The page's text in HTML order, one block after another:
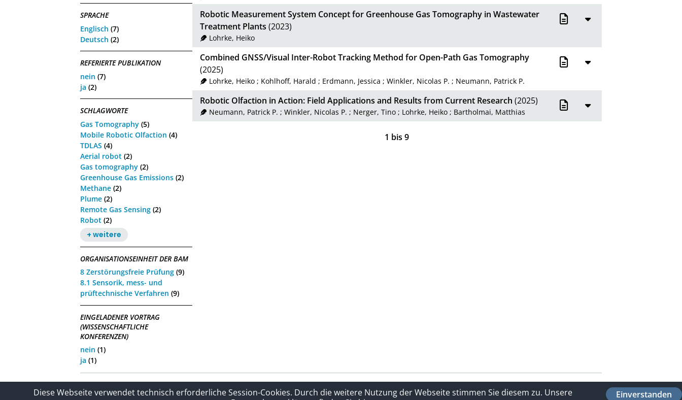
SPRACHE
Englisch (7)
Deutsch (2)
REFERIERTE PUBLIKATION
nein (7)
ja (2)
SCHLAGWORTE
Gas Tomography (5)
Mobile Robotic Olfaction (4)
TDLAS (4)
Aerial robot (2)
Gas tomography (2)
Greenhouse Gas Emissions (2)
Methane (2)
Plume (2)
Remote Gas Sensing (2)
Robot (2)
+ weitere
ORGANISATIONSEINHEIT DER BAM
8 Zerstörungsfreie Prüfung (9)
8.1 Sensorik, mess- und
prüftechnische Verfahren (9)
EINGELADENER VORTRAG
(WISSENSCHAFTLICHE
KONFERENZEN)
nein (1)
ja (1)
Robotic Measurement System Concept for Greenhouse Gas Tomography in Wastewater
Treatment Plants (2023)
Lohrke, Heiko
Combined GNSS/Visual Inter-Robot Tracking Method for Open-Path Gas Tomography
(2025)
Lohrke, Heiko ; Kohlhoff, Harald ; Erdmann, Jessica ;Winkler, Nicolas P. ; Neumann, Patrick P.
Robotic Olfaction in Action: Field Applications and Results from Current Research (2025)
Neumann, Patrick P. ;Winkler, Nicolas P. ; Nerger, Tino ; Lohrke, Heiko ; Bartholmai, Matthias
1 bis9
Kontakt Impressum / Datenschutzerklärung Sitelinks Einverstanden
Diese Webseite verwendet technisch erforderliche Session-Cookies. Durch die weitere Nutzung der Webseite stimmen Sie diesem zu. Unsere